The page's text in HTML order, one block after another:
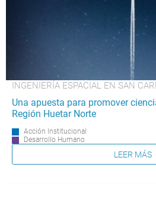
INGENIERÍA ESPACIAL EN SAN
Una apuesta para promover
Región Huetar Norte
Acción Institucional
Desarrollo Humano
LEER MÁS